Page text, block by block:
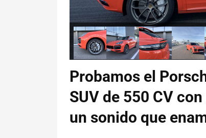
Probamos el
SUV de 550 CV
un sonido que